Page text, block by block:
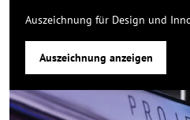
Auszeichnung für Design und
Auszeichnung anzeigen